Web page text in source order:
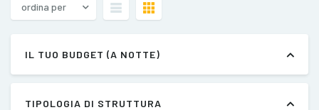
ordina per
IL TUO BUDGET (A NOTTE)
TIPOLOGIA DI STRUTTURA